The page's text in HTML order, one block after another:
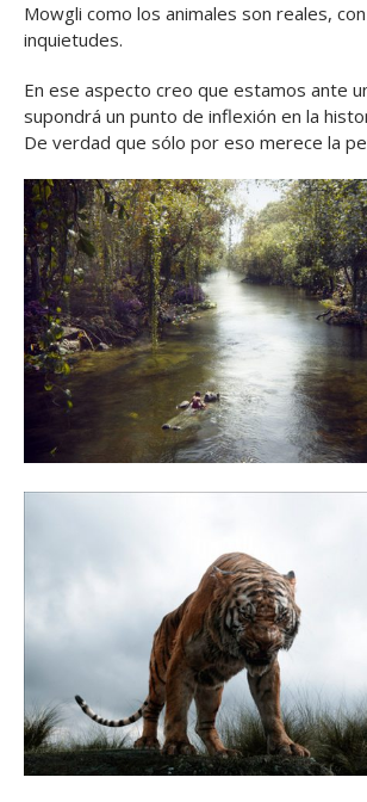
Mowgli como los animales son reales,
inquietudes.
En ese aspecto creo que estamos ante
supondrá un punto de inflexión en la
De verdad que sólo por eso merece la